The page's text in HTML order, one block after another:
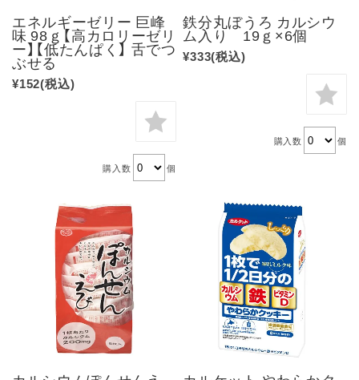
エネルギーゼリー 巨峰
味 98ｇ【高カロリーゼリ
ー】【低たんぱく】 舌でつ
ぶせる
¥152(税込)
購入数 個
鉄分丸ぼうろ カルシウ
ム入り 19ｇ×6個
¥333(税込)
購入数 個